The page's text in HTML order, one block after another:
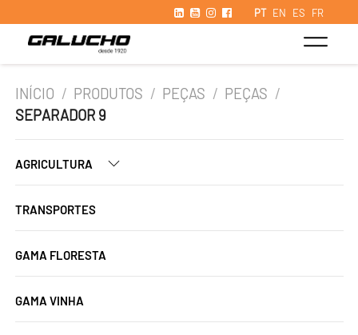
PT EN ES FR
INÍCIO / PRODUTOS / PEÇAS / PEÇAS /
SEPARADOR 9
AGRICULTURA
TRANSPORTES
GAMA FLORESTA
GAMA VINHA